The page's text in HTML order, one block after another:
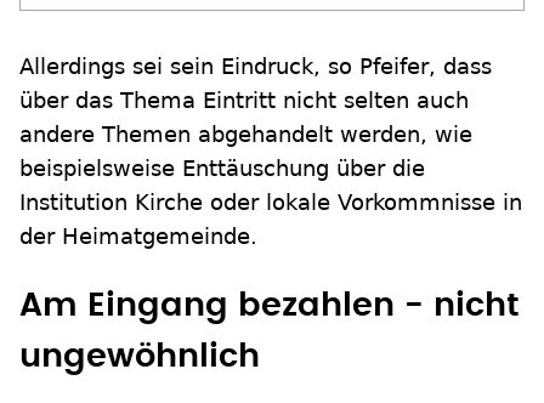
Allerdings sei sein Eindruck, so Pfeifer, dass
über das Thema Eintritt nicht selten auch
andere Themen abgehandelt werden, wie
beispielsweise Enttäuschung über die
Institution Kirche oder lokale Vorkommnisse in
der Heimatgemeinde.
Am Eingang bezahlen - nicht
ungewöhnlich